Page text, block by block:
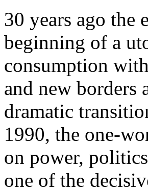
30 years ago the
beginning of a
consumption
and new borders
dramatic
1990, the one-
on power,
one of the